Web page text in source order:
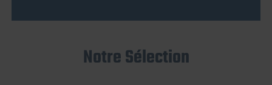
Notre Sélection